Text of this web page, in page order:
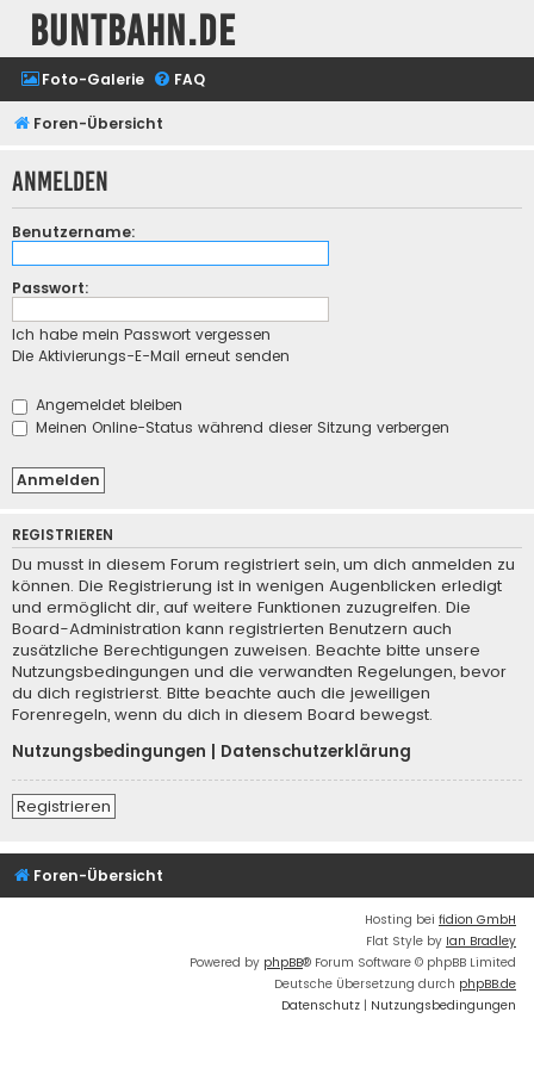
buntbahn.de
Foto-Galerie FAQ
Foren-Übersicht
Anmelden
Benutzername:
Passwort:
Ich habe mein Passwort vergessen
Die Aktivierungs-E-Mail erneut senden
Angemeldet bleiben
Meinen Online-Status während dieser Sitzung verbergen
REGISTRIEREN
Du musst in diesem Forum registriert sein, um dich anmelden zu
können. Die Registrierung ist in wenigen Augenblicken erledigt
und ermöglicht dir, auf weitere Funktionen zuzugreifen. Die
Board-Administration kann registrierten Benutzern auch
zusätzliche Berechtigungen zuweisen. Beachte bitte unsere
Nutzungsbedingungen und die verwandten Regelungen, bevor
du dich registrierst. Bitte beachte auch die jeweiligen
Forenregeln, wenn du dich in diesem Board bewegst.
Nutzungsbedingungen
Datenschutzerklärung
Registrieren
Foren-Übersicht
Hosting bei fidion GmbH
Flat Style by Ian Bradley
Powered by phpBB® Forum Software © phpBB Limited
Deutsche Übersetzung durch phpBB.de
Datenschutz | Nutzungsbedingungen